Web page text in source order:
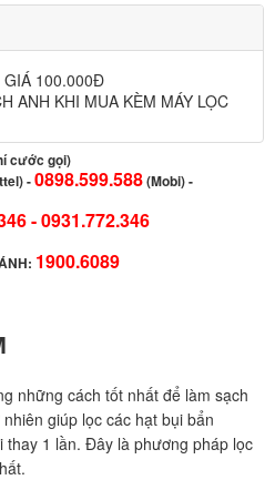
GIÁ 100.000Đ
ANH KHI MUA KÈM MÁY LỌC
cước gọi)
-0898.599.588(Mobi) -
-0931.772.346
1900.6089
những cách tốt nhất để làm sạch
giúp lọc các hạt bụi bẩn
1 lần. Đây là phương pháp lọc